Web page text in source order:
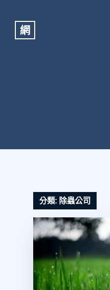
網
分類: 除蟲公司